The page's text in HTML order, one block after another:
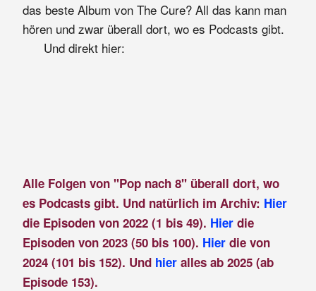
das beste Album von The Cure? All das kann man
hören und zwar überall dort, wo es Podcasts gibt.
Und direkt hier:
Alle Folgen von "Pop nach 8" überall dort, wo
es Podcasts gibt. Und natürlich im Archiv: Hier
die Episoden von 2022 (1 bis 49). Hierdie
Episoden von 2023 (50 bis 100). Hier die von
2024 (101 bis 152). Und hier alles ab 2025 (ab
Episode 153).